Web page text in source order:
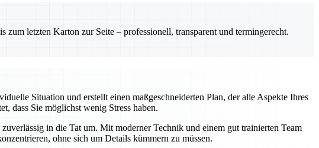
zum letzten Karton zur Seite – professionell, transparent und termingerecht.
Situation und erstellt einen maßgeschneiderten Plan, der alle Aspekte Ihres
dass Sie möglichst wenig Stress haben.
in die Tat um. Mit moderner Technik und einem gut trainierten Team
ohne sich um Details kümmern zu müssen.